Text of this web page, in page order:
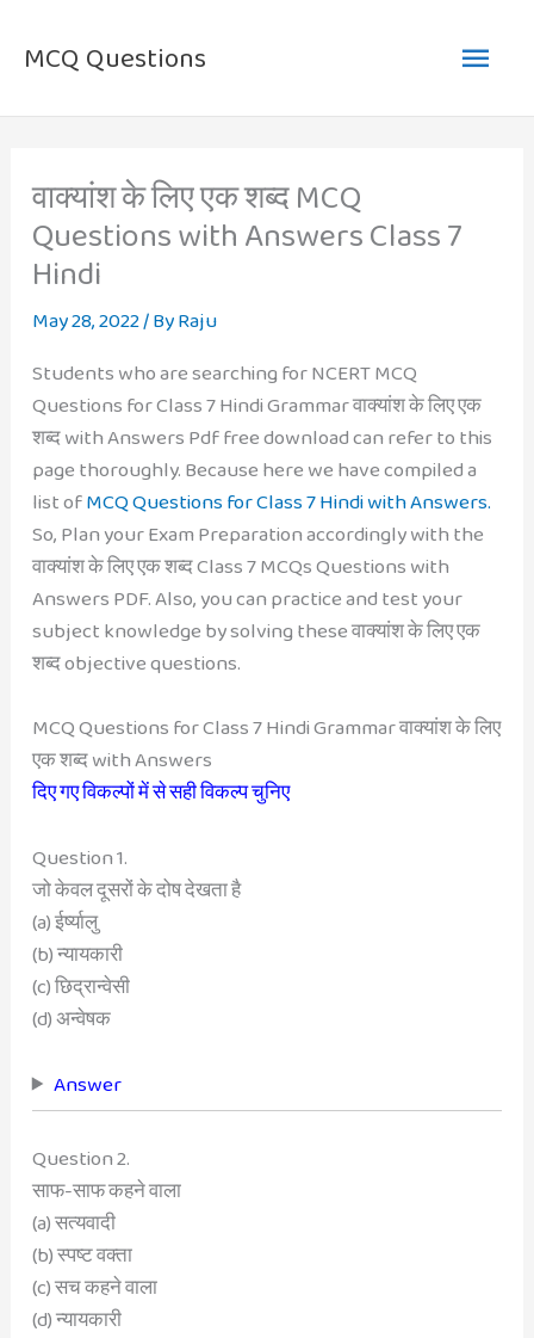
MCQ Questions
Main
वाक्यांश के लिए एक शब्द MCQ
Questions with Answers Class 7
Hindi
May 28, 2022/ ByRaju
Students who are searching for NCERT MCQ
Questions for Class 7 Hindi Grammar वाक्यांश के लिए एक
शब्द with Answers Pdf free download can refer to this
page thoroughly. Because here we have compiled a
list ofMCQ Questions for Class 7 Hindi with Answers.
So, Plan your Exam Preparation accordingly with the
वाक्यांश के लिए एक शब्द Class 7 MCQs Questions with
Answers PDF. Also, you can practice and test your
subject knowledge by solving these वाक्यांश के लिए एक
शब्द objective questions.
MCQ Questions for Class 7 Hindi Grammar वाक्यांश के लिए
एक शब्द with Answers
दिए गए विकल्पों में से सही विकल्प चुनिए
Question 1.
जो केवल दूसरों के दोष देखता है
(a) ईर्ष्यालु
(b) न्यायकारी
(c) छिद्रान्वेसी
(d) अन्वेषक
Answer
Question 2.
साफ-साफ कहने वाला
(a) सत्यवादी
(b) स्पष्ट वक्ता
(c) सच कहने वाला
(d) न्यायकारी